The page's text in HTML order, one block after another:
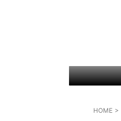
HOME >